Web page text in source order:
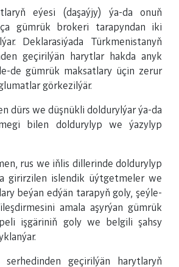
eýesi (daşaýjy) ýa-da onuň
gümrük brokeri tarapyndan iki
Deklarasiýada Türkmenistanyň
geçirilýän harytlar hakda anyk
de gümrük maksatlary üçin zerur
görkezilýär.
dürs we düşnükli doldurylýar ýa-da
bilen doldurylyp we ýazylyp
rus we iňlis dillerinde doldurylyp
girirzilen islendik üýtgetmeler we
beýan edýän tarapyň goly, şeýle­-
amala aşyrýan gümrük
işgäriniň goly we belgili şahsy
geçirilýän harytlaryň